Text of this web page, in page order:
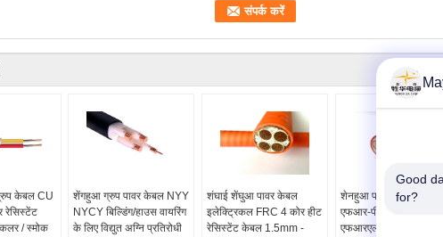
केबल CU
रेसिस्टेंट
/ स्मोक
शेंगहुआ ग्रुप पावर केबल NYY
NYCY बिल्डिंग/हाउस वायरिंग
के लिए विद्युत अग्नि प्रतिरोधी
शंघाई शेंघुआ पावर केबल
इलेक्ट्रिकल FRC 4 कोर हीट
रेसिस्टेंट केबल 1.5mm -
शेनहुआ पावर केबल पीओ /
एफआर-पीवीसी जैकेट
एफआरएलएस फायर रेसिस्टेंट
Good
for?